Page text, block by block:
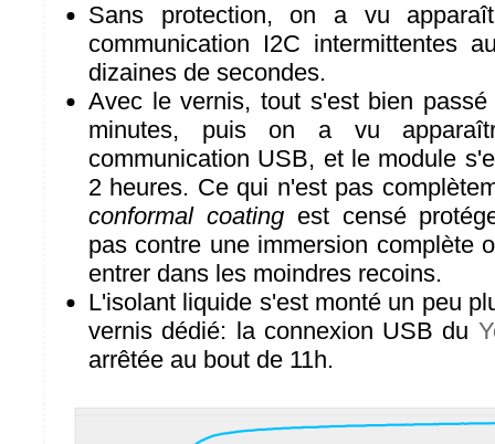
Sans protection, on a vu
communication I2C intermittentes
dizaines de secondes.
Avec le vernis, tout s'est bien
minutes, puis on a vu
communication USB, et le module
2 heures. Ce qui n'est pas
conformal coatingest censé
pas contre une immersion complète
entrer dans les moindres recoins.
L'isolant liquide s'est monté un peu
vernis dédié: la connexion USB du
arrêtée au bout de 11h.